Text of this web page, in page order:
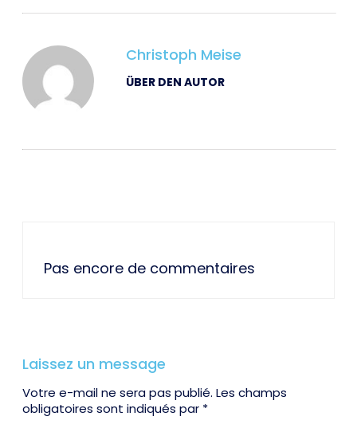
Christoph Meise
ÜBER DEN AUTOR
Pas encore de commentaires
Laissez un message
Votre e-mail ne sera pas publié. Les champs
obligatoires sont indiqués par *